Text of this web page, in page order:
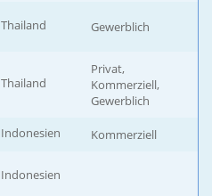
Thailand Gewerblich
Thailand
Privat,
Kommerziell,
Gewerblich
Indonesien Kommerziell
Indonesien